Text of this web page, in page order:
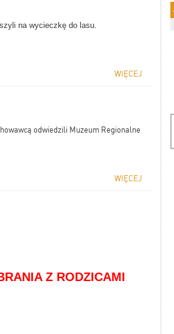
na wycieczkę do lasu.
WIĘCEJ
odwiedzili Muzeum Regionalne
WIĘCEJ
Z RODZICAMI